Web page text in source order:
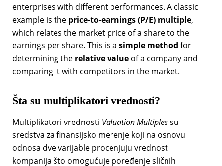
enterprises with different performances. A classic
example is the price-to-earnings (P/E) multiple,
which relates the market price of a share to the
earnings per share. This is a simple method for
determining the relative valueof a company and
comparing it with competitors in the market.
Šta su multiplikatori vrednosti?
Multiplikatori vrednosti Valuation Multiplessu
sredstva za finansijsko merenje koji na osnovu
odnosa dve varijable procenjuju vrednost
kompanija što omogućuje poređenje sličnih